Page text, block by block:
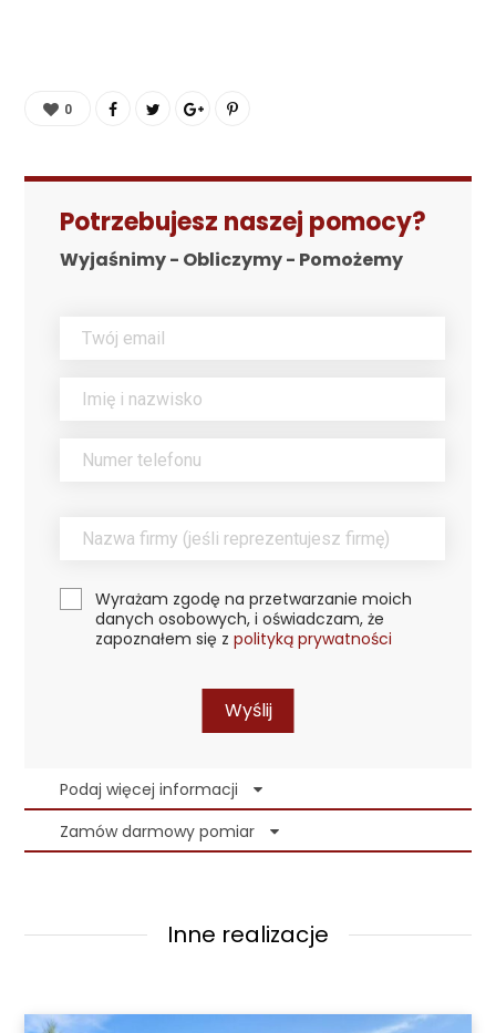
0
Potrzebujesz naszej pomocy?
Wyjaśnimy - Obliczymy - Pomożemy
Wyrażam zgodę na przetwarzanie moich
danych osobowych, i oświadczam, że
zapoznałem się z polityką prywatności
Wyślij
Podaj więcej informacji
Zamów darmowy pomiar
Inne realizacje